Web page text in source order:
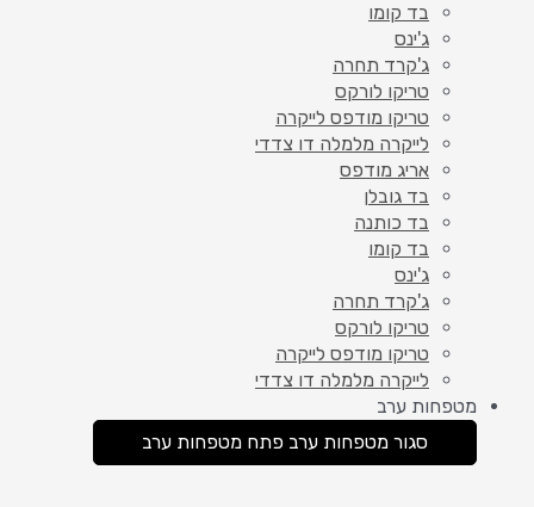
בד קומו
ג'ינס
ג'קרד תחרה
טריקו לורקס
טריקו מודפס לייקרה
לייקרה מלמלה דו צדדי
אריג מודפס
בד גובלן
בד כותנה
בד קומו
ג'ינס
ג'קרד תחרה
טריקו לורקס
טריקו מודפס לייקרה
לייקרה מלמלה דו צדדי
מטפחות ערב
סגור מטפחות ערב פתח מטפחות ערב